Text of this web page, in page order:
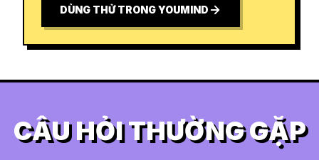
DÙNG THỬ TRONG YOUMIND
CÂU HỎI THƯỜNG GẶP